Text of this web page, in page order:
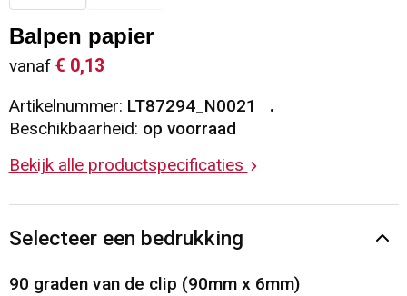
Sleutelhangers en Lanyards
Snoepgoed
Spellen voor binnen en buiten
Sport
Vesten
Gilets
Blazers
Restauranttextiel
Reflecterende vesten
Hoofdbescherming
Reflecterende polo's
Balpen papier
vanaf € 0,13
Artikelnummer: LT87294_N0021
Beschikbaarheid: op voorraad
Bekijk alle productspecificaties
Selecteer een bedrukking
90 graden van de clip (90mm x 6mm)